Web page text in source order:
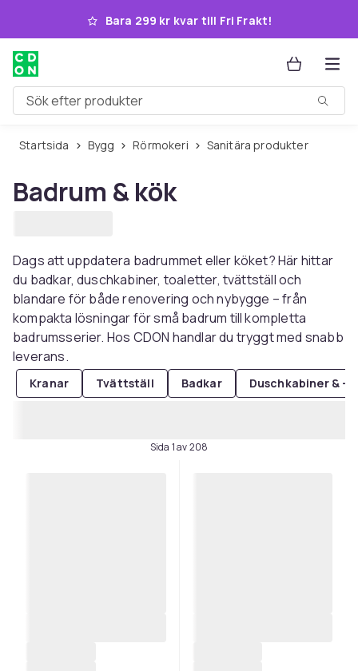
Hoppa till huvudinnehållet
Bara 299 kr kvar till Fri Frakt!
Sök efter produkter
Startsida Bygg Rörmokeri Sanitära produkter
Badrum & kök
Dags att uppdatera badrummet eller köket? Här hittar
du badkar, duschkabiner, toaletter, tvättställ och
blandare för både renovering och nybygge – från
kompakta lösningar för små badrum till kompletta
badrumsserier. Hos CDON handlar du tryggt med snabb
leverans.
Kranar Tvättställ Badkar Duschkabiner & -
Sida 1 av 208